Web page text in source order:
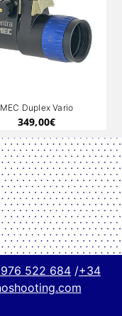
MEC Duplex Vario
349,00€
522 684 /+34